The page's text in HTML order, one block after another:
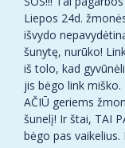
Liepos 24d.
išvydo
šunytę, nurūko!
iš tolo, kad
jis bėgo link miško.
AČIŪ geriems
šunelį! Ir štai, TAI
bėgo pas